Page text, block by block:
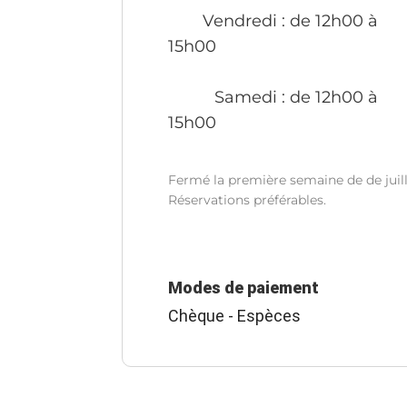
Vendredi : de 12h00 à
15h00
Samedi : de 12h00 à
15h00
Fermé la première semaine de de
Réservations préférables.
Modes de paiement
Chèque - Espèces